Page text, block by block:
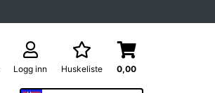
Logg inn Huskeliste 0,00